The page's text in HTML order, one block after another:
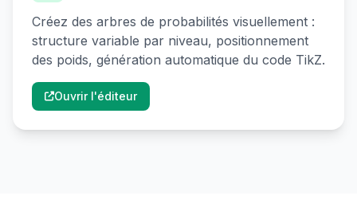
Créez des arbres de probabilités visuellement :
structure variable par niveau, positionnement
des poids, génération automatique du code TikZ.
Ouvrir l'éditeur